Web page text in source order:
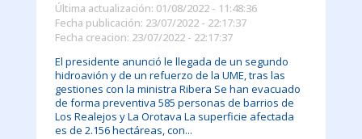
Última actualización: 01/08/2022 - 11:48:36
Fecha publicación: 23/07/2022 - 22:17:37
Fecha creacion: 23/07/2022 - 22:17:37
El presidente anunció le llegada de un segundo
hidroavión y de un refuerzo de la UME, tras las
gestiones con la ministra Ribera Se han evacuado
de forma preventiva 585 personas de barrios de
Los Realejos y La Orotava La superficie afectada
es de 2.156 hectáreas, con...